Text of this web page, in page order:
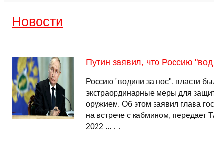
Новости
Путин заявил, что Россию
Россию "водили за нос", власти
экстраординарные меры для
оружием. Об этом заявил глава
на встрече с кабмином, передает
2022 ... …